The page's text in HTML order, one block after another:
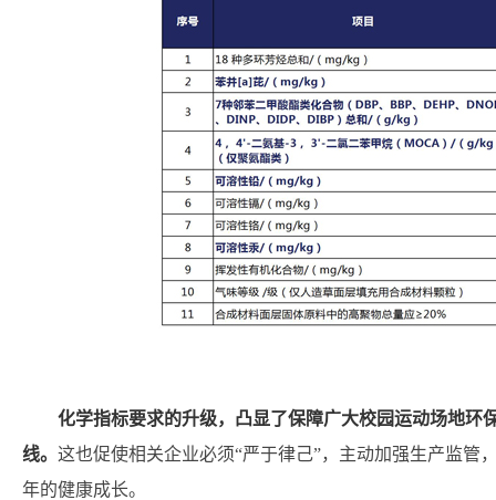
化学指标要求的升级，凸显了保障广大校园运动场地环
线。 这也促使相关企业必须“严于律己”，主动加强生产监管
年的健康成长。